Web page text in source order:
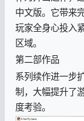
中文版。它带来
玩家全身心投入
区域。
第二部作品
系列续作进一步
制，大幅提升了
度考验。